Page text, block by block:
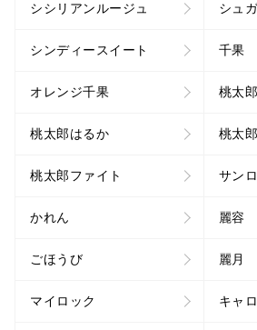
シシリアンルージュ シュ
シンディースイート 千果
オレンジ千果 桃太
桃太郎はるか 桃太
桃太郎ファイト サン
かれん 麗容
ごほうび 麗月
マイロック キャ